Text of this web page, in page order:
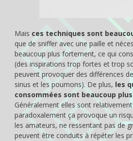
Mais ces techniques sont
que de sniffer avec une paille et
beaucoup plus fortement, ce qui
(des inspirations trop fortes et trop
peuvent provoquer des différences
sinus et les poumons). De plus, les
consommées sont beaucoup
Généralement elles sont
paradoxalement ça provoque un
les amateurs, ne ressentant pas de
peuvent être conduits à répéter les